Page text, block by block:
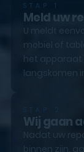
STAP 1
Meld uw
U meldt
mobiel of
het
langskomen
STAP 2
Wij gaan
Nadat uw
binnen zijn,